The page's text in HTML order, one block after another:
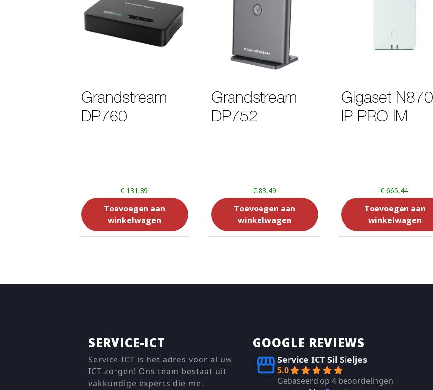
Grandstream
DP760
€131,89
Toevoegen aan
winkelwagen
Grandstream
DP752
€83,49
Toevoegen aan
winkelwagen
Gigaset N870
IP PRO IM
€ 665,44
Toevoegen aan
winkelwagen
SERVICE-ICT
Service-ICT is het adres voor al uw
ICT-zorgen! Ons team bestaat uit
vakkundige experts die met
GOOGLE REVIEWS
Service ICT Sil Sieljes
5.0
Gebaseerd op 4 beoordelingen